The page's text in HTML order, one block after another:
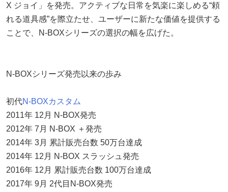
X ジョイ」を発売。アクティブな日常を気楽に楽しめる“頼
れる道具感”を際立たせ、ユーザーに新たな価値を提供する
ことで、N-BOXシリーズの選択の幅を広げた。
N-BOXシリーズ発売以来の歩み
初代N-BOXカスタム
2011年 12月 N-BOX発売
2012年 7月 N-BOX ＋発売
2014年 3月 累計販売台数 50万台達成
2014年 12月 N-BOX スラッシュ発売
2016年 12月 累計販売台数 100万台達成
2017年 9月 2代目N-BOX発売